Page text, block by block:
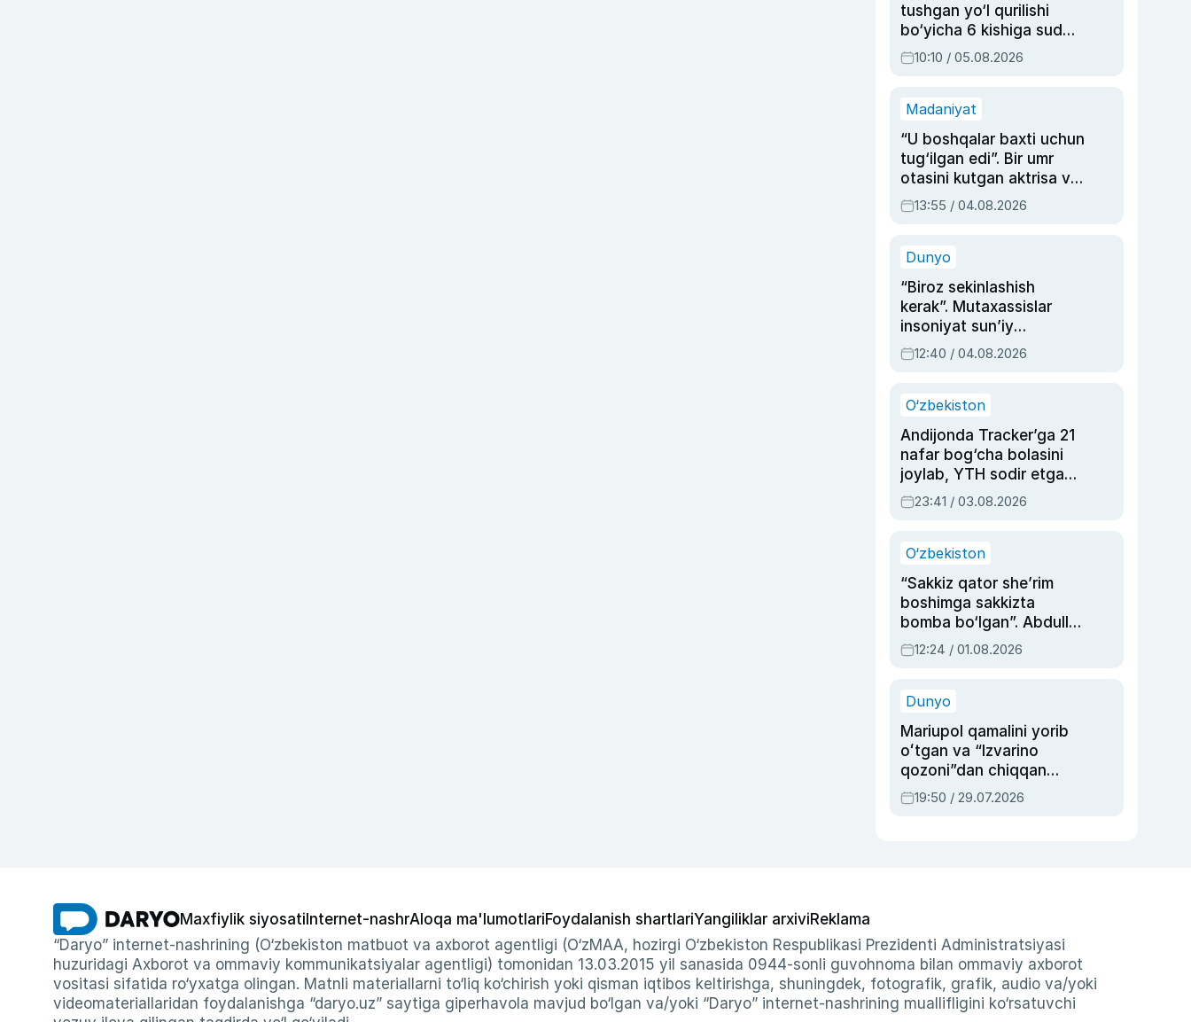
tushgan yo‘l qurilishi
bo‘yicha 6 kishiga sud
hukmi o‘qildi
10:10 / 05.08.2026
Madaniyat
“U boshqalar baxti uchun
tug‘ilgan edi”. Bir umr
otasini kutgan aktrisa va
dublyaj ustasi Rimma
Ahmedovaning
13:55 / 04.08.2026
Dunyo
“Biroz sekinlashish
kerak”. Mutaxassislar
insoniyat sun’iy
intellektni boshqara
olmay qolishidan xavotir
12:40 / 04.08.2026
O‘zbekiston
Andijonda Tracker’ga 21
nafar bog‘cha bolasini
joylab, YTH sodir etgan
ayolga sud hukmi o‘qildi
23:41 / 03.08.2026
O‘zbekiston
“Sakkiz qator she’rim
boshimga sakkizta
bomba bo‘lgan”. Abdulla
Oripovni siyosiy
ayblovlardan asrab
12:24 / 01.08.2026
Dunyo
Mariupol qamalini yorib
oʻtgan va “Izvarino
qozoni”dan chiqqan
qahramon — Ukraina
armiyasi bosh
19:50 / 29.07.2026
Maxfiylik siyosati Internet-nashrAloqa ma'lumotlariFoydalanish shartlariYangiliklar arxiviReklama
“Daryo” internet-nashrining (O‘zbekiston matbuot va axborot agentligi (O‘zMAA, hozirgi O‘zbekiston Respublikasi Prezidenti Administratsiyasi
huzuridagi Axborot va ommaviy kommunikatsiyalar agentligi) tomonidan 13.03.2015 yil sanasida 0944-sonli guvohnoma bilan ommaviy axborot
vositasi sifatida ro‘yxatga olingan. Matnli materiallarni to‘liq ko‘chirish yoki qisman iqtibos keltirishga, shuningdek, fotografik, grafik, audio va/yoki
videomateriallaridan foydalanishga “daryo.uz” saytiga giperhavola mavjud bo‘lgan va/yoki “Daryo” internet-nashrining muallifligini ko‘rsatuvchi